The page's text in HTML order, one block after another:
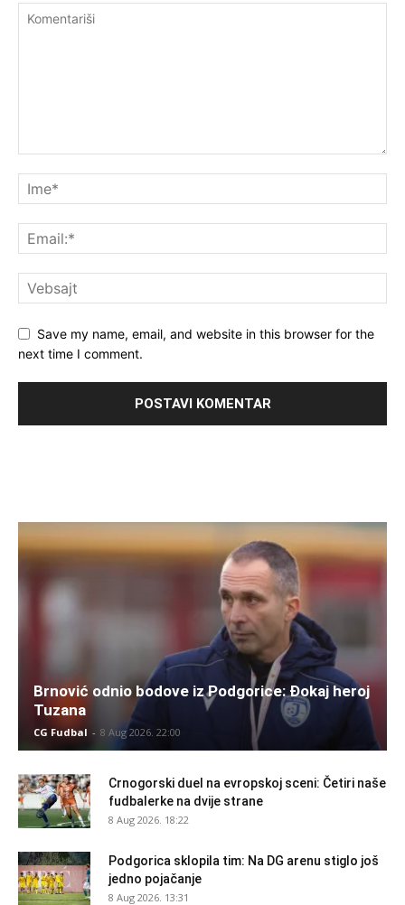
Save my name, email, and website in this browser for the
next time I comment.
Brnović odnio bodove iz Podgorice: Đokaj heroj
Tuzana
CG Fudbal - 8 Aug 2026. 22:00
Crnogorski duel na evropskoj sceni: Četiri naše
fudbalerke na dvije strane
8 Aug 2026. 18:22
Podgorica sklopila tim: Na DG arenu stiglo još
jedno pojačanje
8 Aug 2026. 13:31